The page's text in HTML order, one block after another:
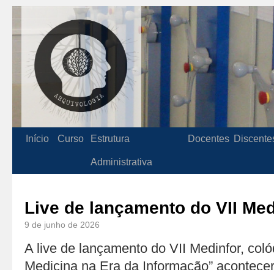
Início Curso Estrutura
Administrativa
Docentes
Live de lançamento do VII
9 de junho de 2026
A live de lançamento do VII Medinfor,
Medicina na Era da Informação”